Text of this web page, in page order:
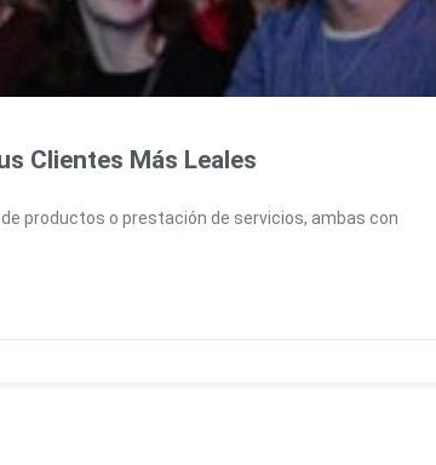
Clientes Más Leales
productos o prestación de servicios, ambas con